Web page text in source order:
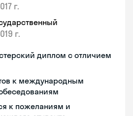
г.
г.
диплом с отличием
к международным
к пожеланиям и